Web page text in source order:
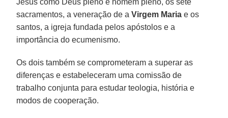
sacramentos, a veneração de aVirgem Maria e os
santos, a igreja fundada pelos apóstolos e a
importância do ecumenismo.
Os dois também se comprometeram a superar as
diferenças e estabeleceram uma comissão de
trabalho conjunta para estudar teologia, história e
modos de cooperação.